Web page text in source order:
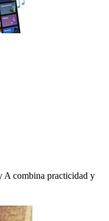
A combina practicidad y